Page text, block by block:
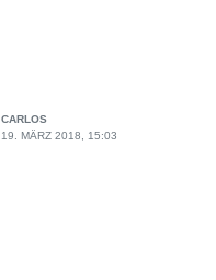
CARLOS
19. MÄRZ 2018, 15:03